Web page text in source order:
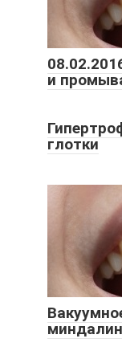
и
глотки